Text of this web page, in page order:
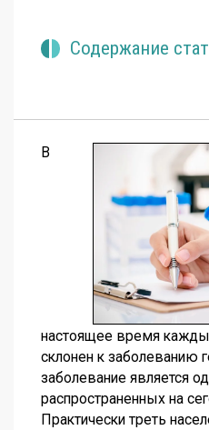
Содержание
В
настоящее время
склонен к заболеванию
заболевание является
распространенных на
Практически треть